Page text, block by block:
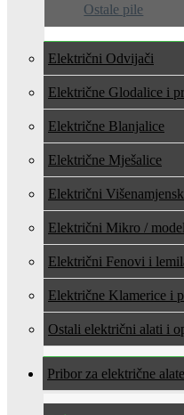
Ostale pile
Električni Odvijači
Električne Glodalice i
Električne Blanjalice
Električne Mješalice
Električni
Električni Mikro /
Električni Fenovi i
Električne Klamerice i
Ostali električni alati i
Pribor za električne alate